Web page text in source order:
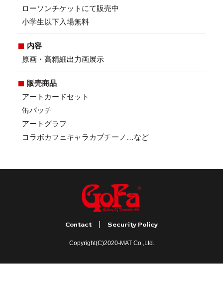
ローソンチケットにて販売中
小学生以下入場無料
内容
原画・高精細出力画展示
販売商品
アートカードセット
缶バッチ
アートグラフ
コラボカフェキャラカプチーノ…など
Contact | Security Policy
Copyright(C)2020-MAT Co.,Ltd.